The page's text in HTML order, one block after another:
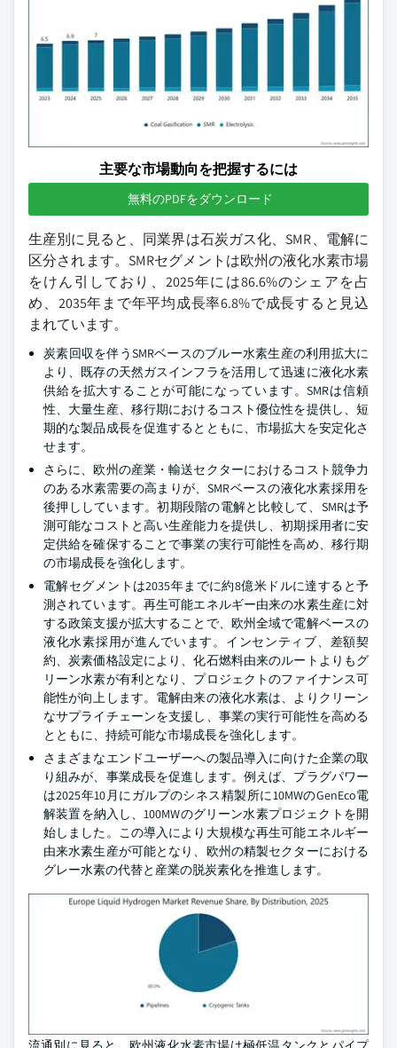
主要な市場動向を把握するには
無料のPDFをダウンロード
生産別に見ると、同業界は石炭ガス化、SMR、電解に
区分されます。SMRセグメントは欧州の液化水素市場
をけん引しており、2025年には86.6%のシェアを占
め、2035年まで年平均成長率6.8%で成長すると見込
まれています。
炭素回収を伴うSMRベースのブルー水素生産の利用拡大に
より、既存の天然ガスインフラを活用して迅速に液化水素
供給を拡大することが可能になっています。SMRは信頼
性、大量生産、移行期におけるコスト優位性を提供し、短
期的な製品成長を促進するとともに、市場拡大を安定化さ
せます。
さらに、欧州の産業・輸送セクターにおけるコスト競争力
のある水素需要の高まりが、SMRベースの液化水素採用を
後押ししています。初期段階の電解と比較して、SMRは予
測可能なコストと高い生産能力を提供し、初期採用者に安
定供給を確保することで事業の実行可能性を高め、移行期
の市場成長を強化します。
電解セグメントは2035年までに約8億米ドルに達すると予
測されています。再生可能エネルギー由来の水素生産に対
する政策支援が拡大することで、欧州全域で電解ベースの
液化水素採用が進んでいます。インセンティブ、差額契
約、炭素価格設定により、化石燃料由来のルートよりもグ
リーン水素が有利となり、プロジェクトのファイナンス可
能性が向上します。電解由来の液化水素は、よりクリーン
なサプライチェーンを支援し、事業の実行可能性を高める
とともに、持続可能な市場成長を強化します。
さまざまなエンドユーザーへの製品導入に向けた企業の取
り組みが、事業成長を促進します。例えば、プラグパワー
は2025年10月にガルプのシネス精製所に10MWのGenEco電
解装置を納入し、100MWのグリーン水素プロジェクトを開
始しました。この導入により大規模な再生可能エネルギー
由来水素生産が可能となり、欧州の精製セクターにおける
グレー水素の代替と産業の脱炭素化を推進します。